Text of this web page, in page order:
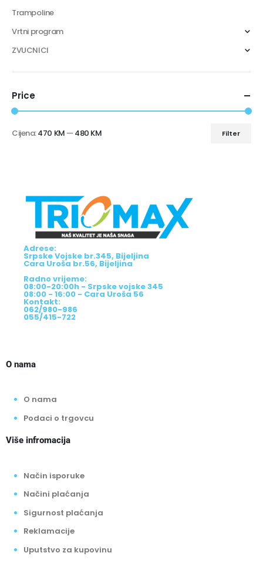
Trampoline
Vrtni program
ZVUCNICI
Price
Filter
Cijena:470 KM — 480 KM
Adrese:
Srpske Vojske br.345, Bijeljina
Cara Uroša br.56, Bijeljina
Radno vrijeme:
08:00-20:00h - Srpske vojske 345
08:00 - 16:00 - Cara Uroša 56
Kontakt:
062/980-986
055/415-722
O nama
O nama
Podaci o trgovcu
Više infromacija
Način isporuke
Načini plaćanja
Sigurnost plaćanja
Reklamacije
Uputstvo za kupovinu